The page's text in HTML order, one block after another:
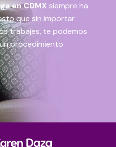
en CDMX siempre ha
que sin importar
trabajes, te podemos
procedimiento